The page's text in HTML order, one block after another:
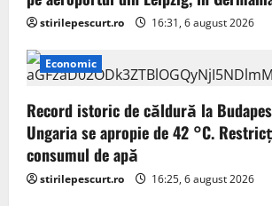
stirilepescurt.ro 16:31, 6 august 2026
Economic
Record istoric de căldură la
Ungaria se apropie de 42 °C.
consumul de apă
stirilepescurt.ro 16:25, 6 august 2026